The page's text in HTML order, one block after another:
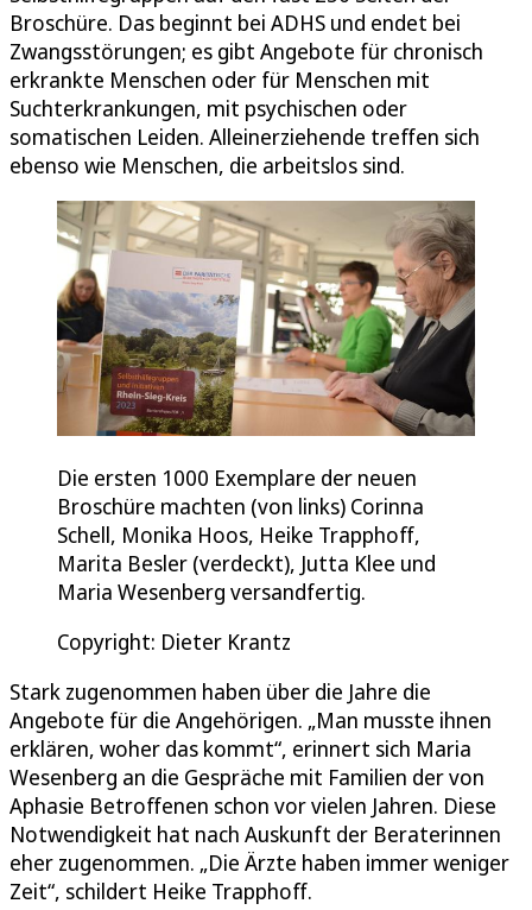
Broschüre. Das beginnt bei ADHS und endet bei
Zwangsstörungen; es gibt Angebote für chronisch
erkrankte Menschen oder für Menschen mit
Suchterkrankungen, mit psychischen oder
somatischen Leiden. Alleinerziehende treffen sich
ebenso wie Menschen, die arbeitslos sind.
Die ersten 1000 Exemplare der neuen
Broschüre machten (von links) Corinna
Schell, Monika Hoos, Heike Trapphoff,
Marita Besler (verdeckt), Jutta Klee und
Maria Wesenberg versandfertig.
Copyright: Dieter Krantz
Stark zugenommen haben über die Jahre die
Angebote für die Angehörigen. „Man musste ihnen
erklären, woher das kommt“, erinnert sich Maria
Wesenberg an die Gespräche mit Familien der von
Aphasie Betroffenen schon vor vielen Jahren. Diese
Notwendigkeit hat nach Auskunft der Beraterinnen
eher zugenommen. „Die Ärzte haben immer weniger
Zeit“, schildert Heike Trapphoff.